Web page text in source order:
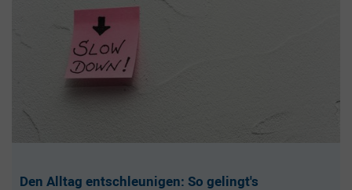
Den Alltag entschleunigen: So gelingt's